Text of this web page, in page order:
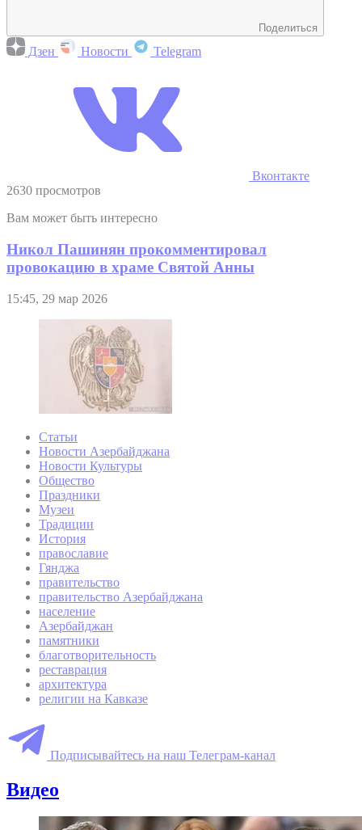
Поделиться
Дзен Новости Telegram
Вконтакте
2630 просмотров
Вам может быть интересно
Никол Пашинян прокомментировал
провокацию в храме Святой Анны
15:45, 29 мар 2026
Статьи
Новости Азербайджана
Новости Культуры
Общество
Праздники
Музеи
Традиции
История
православие
Гянджа
правительство
правительство Азербайджана
население
Азербайджан
памятники
благотворительность
реставрация
архитектура
религии на Кавказе
Подписывайтесь на наш Телеграм-канал
Видео